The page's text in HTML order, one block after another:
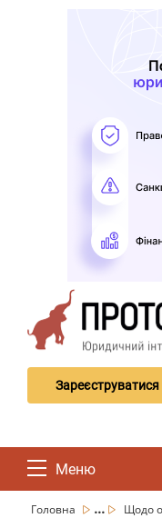
Зареєструватися
Меню
Головна ...
Щодо